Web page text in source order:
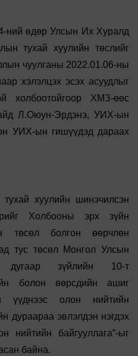
ний өдөр Улсын Их Хуралд
тухай хуулийн төслийг
чуулганы 2022.01.06-ны
хэлэлцэх эсэх асуудлыг
холбоотойгоор ХМЗ-өөс
Л.Оюун-Эрдэнэ, УИХ-ын
УИХ-ын гишүүдэд дараах
тухай хуулийн шинэчилсэн
Холбооны эрх зүйн
төсөл болгон өөрчлөн
тус төсөл Монгол Улсын
зүйлийн 10-т
болон өөрсдийн ашиг
үүднээс олон нийтийн
дураараа эвлэлдэн нэгдэх
нийтийн байгууллага”-ыг
байна.